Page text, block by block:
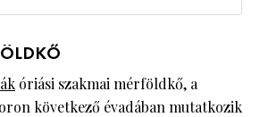
óriási szakmai mérföldkő, a
következő évadában mutatkozik